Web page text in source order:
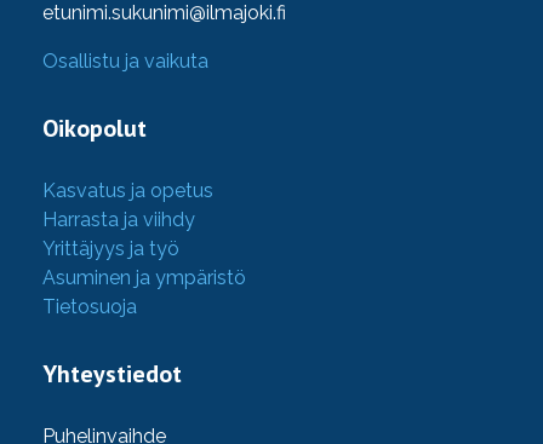
etunimi.sukunimi@ilmajoki.fi
Osallistu ja vaikuta
Oikopolut
Kasvatus ja opetus
Harrasta ja viihdy
Yrittäjyys ja työ
Asuminen ja ympäristö
Tietosuoja
Yhteystiedot
Puhelinvaihde